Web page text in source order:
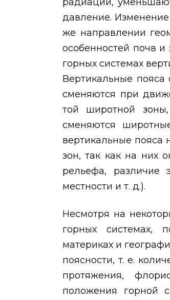
давление.
же направлении
особенностей почв
горных системах
Вертикальные
сменяются при
той широтной
сменяются
вертикальные
зон, так как на них
рельефа, различие
местности и т. д.).
Несмотря на
горных системах,
материках и
поясности, т. е.
протяжения,
положения горной